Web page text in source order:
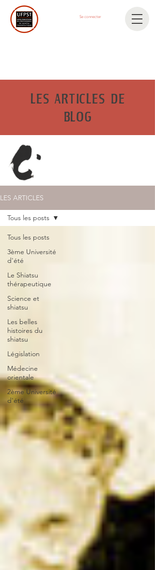
Se connecter
LES ARTICLES DE
BLOG
LES ARTICLES
Tous les posts
3ème Université
d'été
Le Shiatsu
thérapeutique
Science et
shiatsu
Les belles
histoires du
shiatsu
Législation
Médecine
orientale
2ème Université
d'été
Tous les posts